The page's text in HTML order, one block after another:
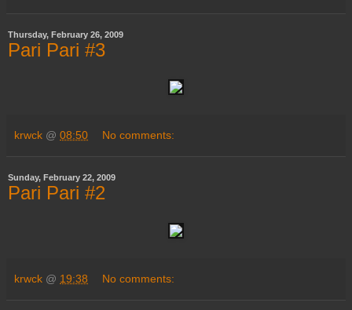
Thursday, February 26, 2009
Pari Pari #3
krwck @ 08:50 No comments:
Sunday, February 22, 2009
Pari Pari #2
krwck @ 19:38 No comments: